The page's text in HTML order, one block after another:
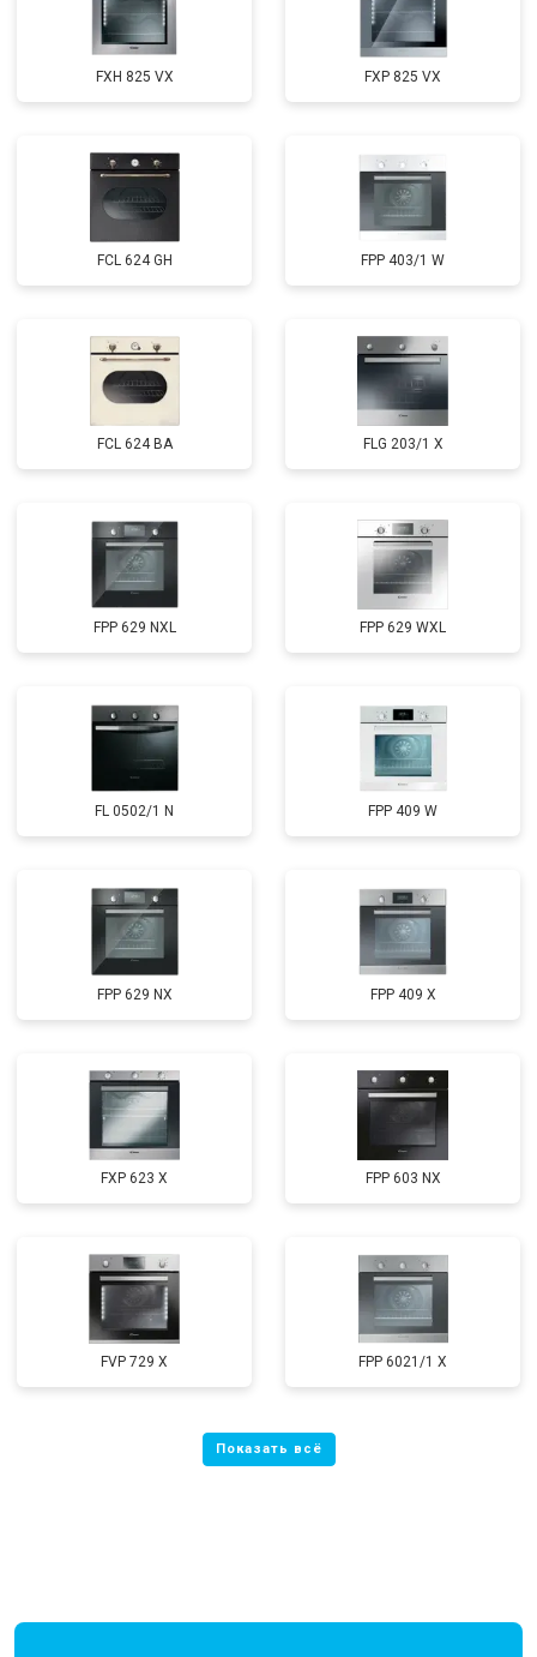
FXH 825 VX FXP 825 VX
FCL 624 GH FPP 403/1 W
FCL 624 BA FLG 203/1 X
FPP 629 NXL FPP 629 WXL
FL 0502/1 N FPP 409 W
FPP 629 NX FPP 409 X
FXP 623 X FPP 603 NX
FVP 729 X FPP 6021/1 X